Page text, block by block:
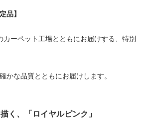
品】
カーペット工場とともにお届けする、特別
かな品質とともにお届けします。
く、「ロイヤルピンク」